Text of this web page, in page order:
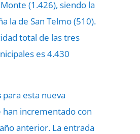
(1.426), siendo la
la de San Telmo (510).
total de las tres
es 4.430
para esta nueva
han incrementado con
anterior. La entrada